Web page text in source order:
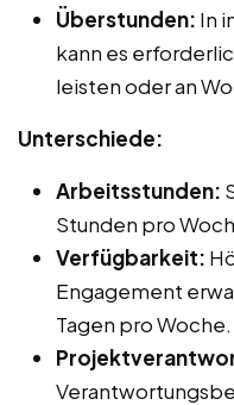
Überstunden: In
kann es
leisten oder an
Unterschiede:
Arbeitsstunden:
Stunden pro
Verfügbarkeit:
Engagement
Tagen pro Woche.